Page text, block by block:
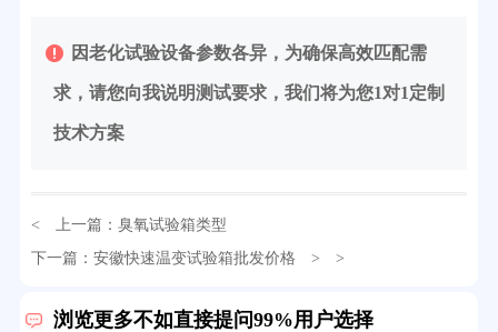
因老化试验设备参数各异，为确保高效匹配需
求，请您向我说明测试要求，我们将为您1对1定制
技术方案
< 上一篇： 臭氧试验箱类型
下一篇： 安徽快速温变试验箱批发价格 > >
浏览更多不如直接提问99%用户选择
32分钟前用户提问：氙灯老化试验箱价格多少？